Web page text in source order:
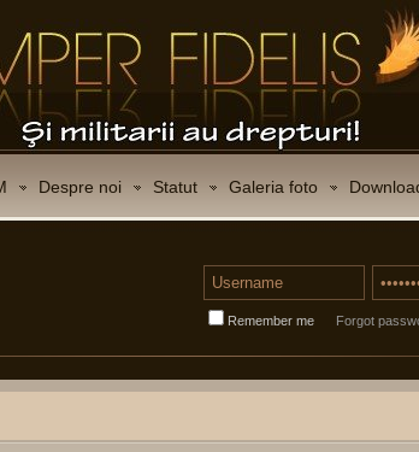
Despre noi Statut Galeria foto
Remember me Forgot